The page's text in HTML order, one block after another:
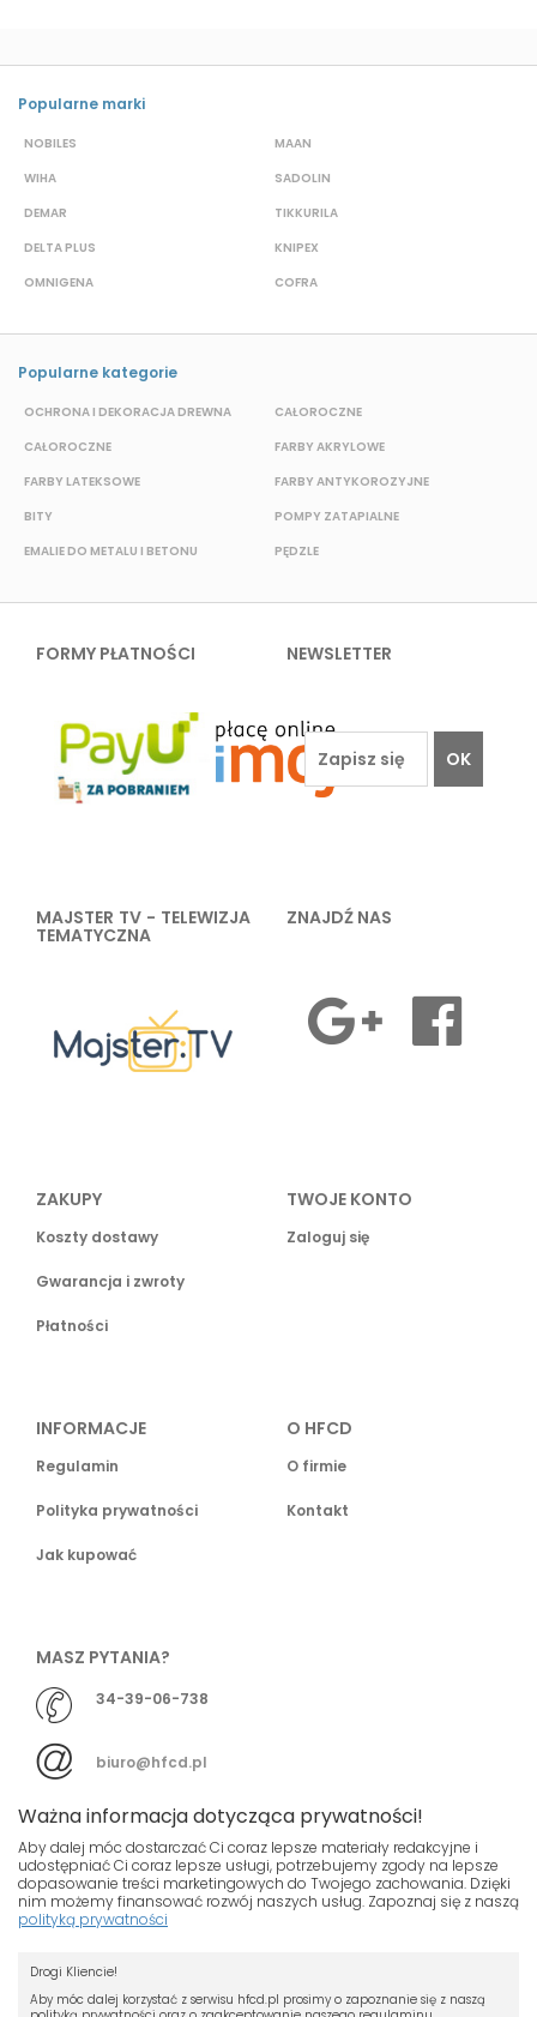
Popularne marki
NOBILES
WIHA
DEMAR
DELTA PLUS
OMNIGENA
MAAN
SADOLIN
TIKKURILA
KNIPEX
COFRA
Popularne kategorie
OCHRONA I DEKORACJA DREWNA
CAŁOROCZNE
FARBY LATEKSOWE
BITY
EMALIE DO METALU I BETONU
CAŁOROCZNE
FARBY AKRYLOWE
FARBY ANTYKOROZYJNE
POMPY ZATAPIALNE
PĘDZLE
FORMY PŁATNOŚCI NEWSLETTER
OK
MAJSTER TV - TELEWIZJA
TEMATYCZNA
ZNAJDŹ NAS
ZAKUPY
Koszty dostawy
Gwarancja i zwroty
Płatności
TWOJE KONTO
Zaloguj się
INFORMACJE
Regulamin
Polityka prywatności
Jak kupować
O HFCD
O firmie
Kontakt
MASZ PYTANIA?
34-39-06-738
biuro@hfcd.pl
© HFCD - HF Centrum Dystrybucyjne- Wszelkie prawa
zapisywane na Twoim dysku zmień
Ważna informacja dotycząca prywatności!
Aby dalej móc dostarczać Ci coraz lepsze materiały redakcyjne i
udostępniać Ci coraz lepsze usługi, potrzebujemy zgody na lepsze
dopasowanie treści marketingowych do Twojego zachowania. Dzięki
nim możemy finansować rozwój naszych usług. Zapoznaj się z naszą
polityką prywatności
Drogi Kliencie!
Aby móc dalej korzystać z serwisu hfcd.pl prosimy o zapoznanie się z naszą